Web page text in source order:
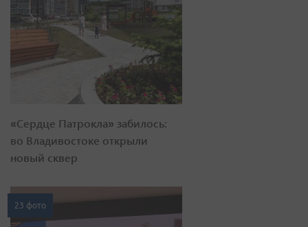
«Сердце Патрокла» забилось:
во Владивостоке открыли
новый сквер
23 фото